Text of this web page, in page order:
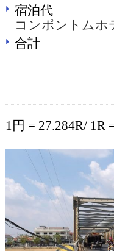
宿泊代
コンポントム
合計
1円 = 27.284R/ 1R